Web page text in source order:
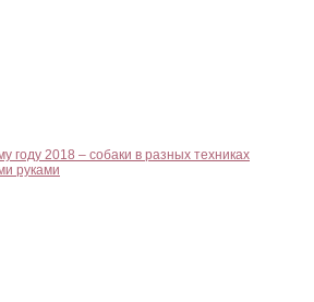
году 2018 – собаки в разных техниках
руками